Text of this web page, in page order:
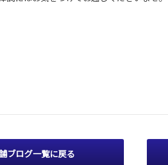
ブログ一覧に戻る